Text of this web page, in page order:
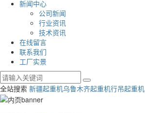
新闻中心
公司新闻
行业资讯
技术资讯
在线留言
联系我们
工厂实景
全站搜索 新疆起重机乌鲁木齐起重机行吊起重机